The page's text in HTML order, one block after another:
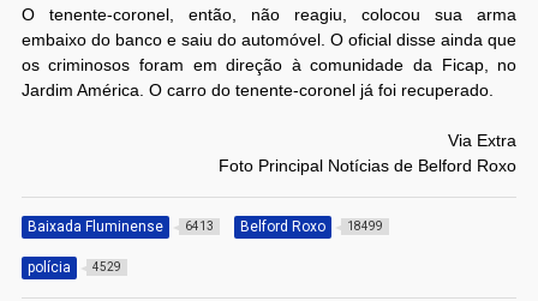
O tenente-coronel, então, não reagiu, colocou sua arma
embaixo do banco e saiu do automóvel. O oficial disse ainda que
os criminosos foram em direção à comunidade da Ficap, no
Jardim América. O carro do tenente-coronel já foi recuperado.
Via Extra
Foto Principal Notícias de Belford Roxo
Baixada Fluminense 6413 Belford Roxo 18499
polícia 4529